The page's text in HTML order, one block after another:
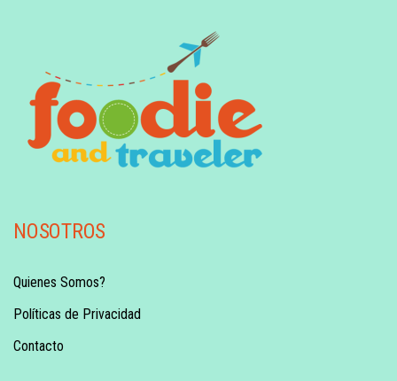
NOSOTROS
Quienes Somos?
Políticas de Privacidad
Contacto